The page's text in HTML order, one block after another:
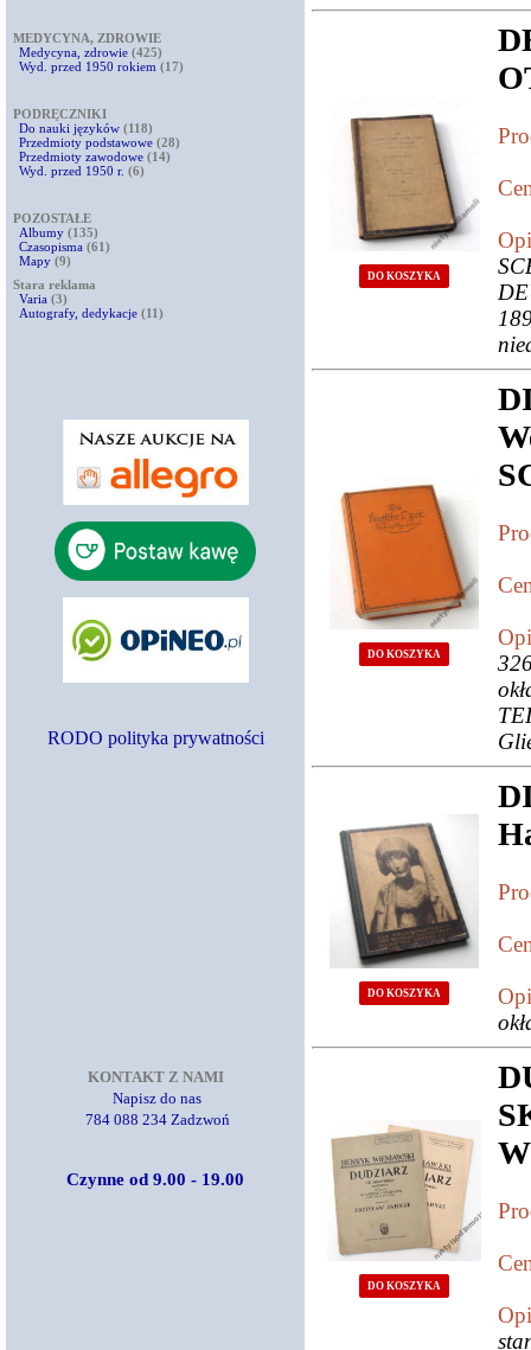
MEDYCYNA, ZDROWIE
Medycyna, zdrowie (425)
Wyd. przed 1950 rokiem (17)
PODRĘCZNIKI
Do nauki języków (118)
Przedmioty podstawowe (28)
Przedmioty zawodowe (14)
Wyd. przed 1950 r. (6)
POZOSTAŁE
Albumy (135)
Czasopisma (61)
Mapy (9)
Stara reklama
Varia (3)
Autografy, dedykacje (11)
RODO polityka prywatności
KONTAKT Z NAMI
Napisz do nas
784 088 234 Zadzwoń
Czynne od 9.00 - 19.00
DO KOSZYKA
DO KOSZYKA
DO KOSZYKA
DO KOSZYKA